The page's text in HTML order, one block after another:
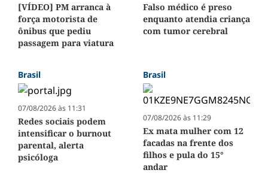
[VÍDEO] PM arranca à
força motorista de
ônibus que pediu
passagem para viatura
Falso médico é preso
enquanto atendia criança
com tumor cerebral
Brasil
07/08/2026 às 11:31
Redes sociais podem
intensificar o burnout
parental, alerta
psicóloga
Brasil
07/08/2026 às 11:29
Ex mata mulher com 12
facadas na frente dos
filhos e pula do 15°
andar